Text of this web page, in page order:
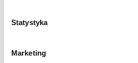
Statystyka
Marketing
Składniki na bułeczki